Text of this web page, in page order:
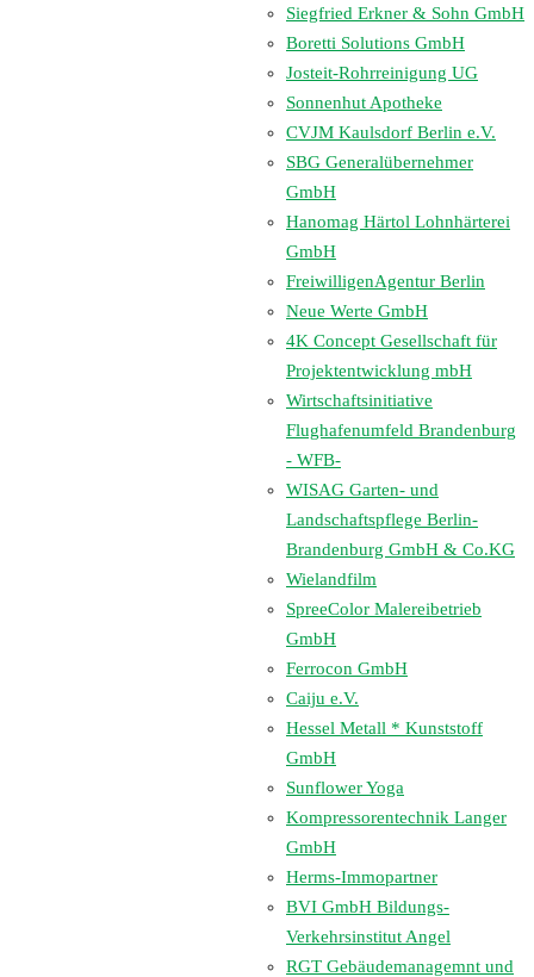
Siegfried Erkner & Sohn GmbH
Boretti Solutions GmbH
Josteit-Rohrreinigung UG
Sonnenhut Apotheke
CVJM Kaulsdorf Berlin e.V.
SBG Generalübernehmer
GmbH
Hanomag Härtol Lohnhärterei
GmbH
FreiwilligenAgentur Berlin
Neue Werte GmbH
4K Concept Gesellschaft für
Projektentwicklung mbH
Wirtschaftsinitiative
Flughafenumfeld Brandenburg
- WFB-
WISAG Garten- und
Landschaftspflege Berlin-
Brandenburg GmbH & Co.KG
Wielandfilm
SpreeColor Malereibetrieb
GmbH
Ferrocon GmbH
Caiju e.V.
Hessel Metall * Kunststoff
GmbH
Sunflower Yoga
Kompressorentechnik Langer
GmbH
Herms-Immopartner
BVI GmbH Bildungs-
Verkehrsinstitut Angel
RGT Gebäudemanagemnt und